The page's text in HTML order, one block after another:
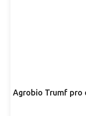
Agrobio Trumf pro